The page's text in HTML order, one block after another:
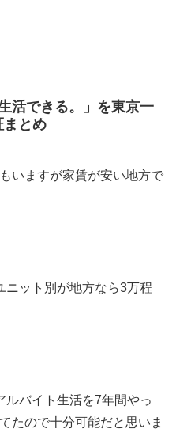
活できる。」を東京一
まとめ
いますが家賃が安い地方で
ニット別が地方なら3万程
バイト生活を7年間やっ
たので十分可能だと思いま